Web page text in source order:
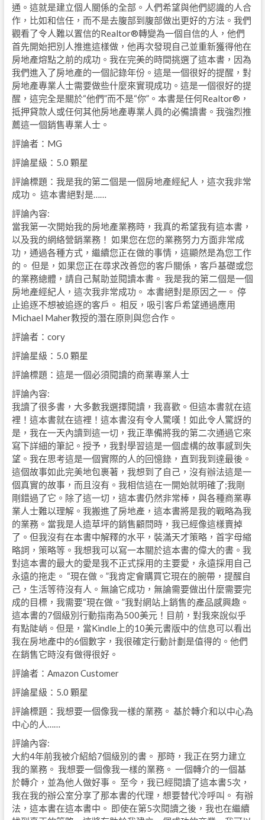
通。這就是建立個人關係的全部。人們希望與他們認識的人合
作，比如和信任，而不是去腹部到腹部做出更好的方法。我們
觀看了令人難以置信的Realtor®轉變為一個自信的人，他們
首先開始把別人推進這樣做，他再次發現自己並重新獲得他在
房地產熔點之前的成功。我在完美的時間挑選了這本書，因為
我們進入了房地產的一個記錄年份。這是一個很好的提醒，對
房地產專業人士需要做些什麼來實現成功。這是一個很好的提
醒，這完全是關於“他們”而不是“你”。本書是任何Realtor®，
抵押貸款人或任何其他房地產專業人員的必備讀書。我強烈推
薦這一個銷售專業人士。
評論者：MG
評論星級：5.0 顆星
評論標題：我是我的第二個是一個房地產經紀人，這次我非常
成功。 這本書絕對是……
評論內容:
當我第一次開始我的房地產業務時，我真的希望我有這本書，
以及我的網絡營銷業務！ 如果您在您的業務努力方面非常成
功，通過各種方式，繼續您正在做的事情，這顯然是為您工作
的。 但是，如果您正在尋求改善您的客戶關係，客戶基礎或您
的業務總體，請自己幫助並閱讀本書。 我是我的第二個是一個
房地產經紀人，這次我非常成功。 本書絕對是原因之一。 停
止追逐不想被追逐的客戶。 相反，吸引客戶希望通過應用
Michael Maher教授的潛在原則與您合作。
評論者：cory
評論星級：5.0 顆星
評論標題：這是一個必須閱讀的商業專業人士
評論內容:
我讀了很多書，大多數我選擇閱讀，我喜歡。但這本書就在這
裡！這本書就在這裡！這本書沒有令人驚嘆！如此令人驚訝的
是，我在一天內讀到這一切，我正準備將我的第二次通過它來
寫下詳細的筆記。授予，我對學習這是一個虛構的故事感到失
望。我在思考這是一個實際的人的回憶錄，直到我到達最後。
這個故事如此完美地包裹著，我想到了自己，沒有辦法這是一
個真實的故事，而且沒有。我相信這在一開始就明確了;我剛
剛錯過了它。除了這一切，這本書仍然非常棒，與各種商業專
業人士難以理解。我搬進了房地產，這本書將是我的戰略為我
的業務。當我是人造草坪的銷售顧問時，我已經像這樣賣掉
了。但我沒有在本書中解釋的水平，裝滿天才策略，首字母縮
略詞，策略等。我想我可以寫一本關於這本書的偉大的書。我
對這本書的最大的愛是我不正式採用的主要愛，永遠採用自己
永遠的拖走。 “現在做。”我肯定會購買它現在的腕帶，提醒自
己，生活等待沒有人。無論它成功，無論需要做出什麼需要完
成的目標，我需要“現在做。”我對網站上銷售的產品感興趣。
這本書的7個級別行動指南為500美元！目前，對我來說似乎
有點陡峭。但是，當Kindle上的10美元書版中的信息可以看出
我在房地產中的6個數字，我很確定行動計劃是值得的。他們
在銷售它時沒有做得很好。
評論者：Amazon Customer
評論星級：5.0 顆星
評論標題：我想要一個像我一樣的業務。 基於轉介和以中心為
中心的人……
評論內容:
大約4年前我被介紹給7個級別的書。 那時，我正在努力建立
我的業務。 我想要一個像我一樣的業務。 一個轉介的一個基
於轉介，並為他人做好事。 至今，我已經閱讀了這本書5次，
我在我的辦公室分享了那本書的代理，想要替代冷呼叫。 有辦
法，這本書在這本書中。 即使在第5次閱讀之後，我也在繼續